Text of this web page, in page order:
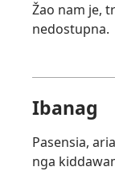
Žao nam je,
nedostupna.
Ibanag
Pasensia,
nga